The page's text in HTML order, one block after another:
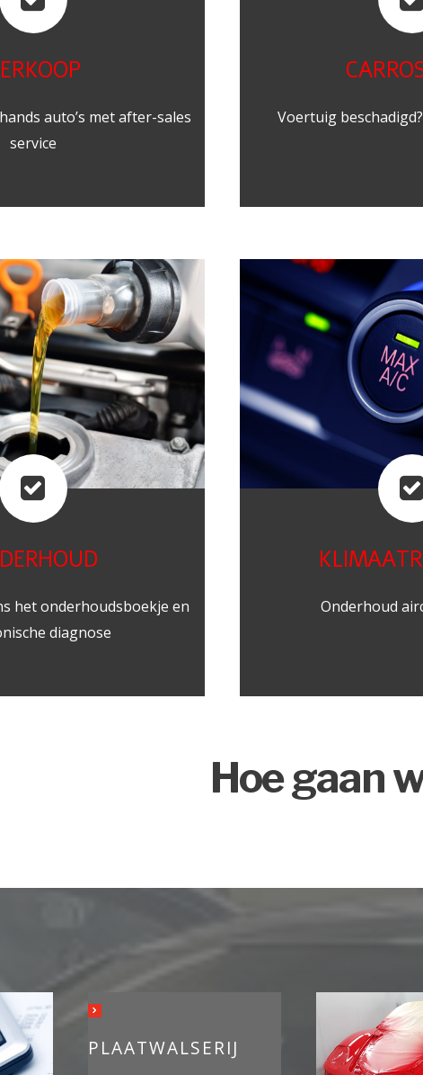
auto’s met after-sales
service
Voertuig
het onderhoudsboekje en
diagnose
Onderhoud
Hoe gaan
PLAATWALSERIJ